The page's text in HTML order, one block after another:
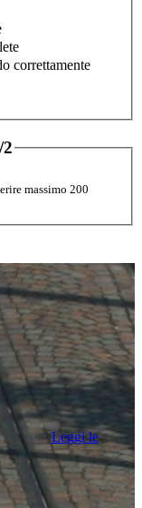
correttamente
massimo 200
Leggi le